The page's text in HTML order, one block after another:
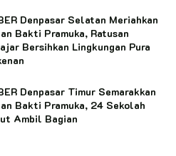
Denpasar Selatan Meriahkan
Bakti Pramuka, Ratusan
Bersihkan Lingkungan Pura
Denpasar Timur Semarakkan
Bakti Pramuka, 24 Sekolah
Ambil Bagian